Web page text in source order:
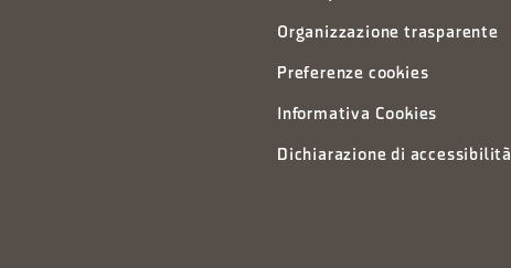
Organizzazione trasparente
Preferenze cookies
Informativa Cookies
Dichiarazione di accessibilità